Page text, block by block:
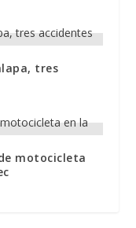
tres
motocicleta